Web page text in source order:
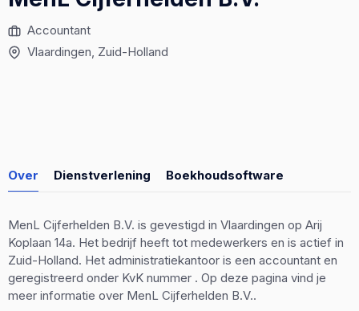
Accountant
Vlaardingen, Zuid-Holland
Over Dienstverlening Boekhoudsoftware
MenL Cijferhelden B.V. is gevestigd in Vlaardingen op Arij
Koplaan 14a. Het bedrijf heeft tot medewerkers en is actief in
Zuid-Holland. Het administratiekantoor is een accountant en
geregistreerd onder KvK nummer . Op deze pagina vind je
meer informatie over MenL Cijferhelden B.V..